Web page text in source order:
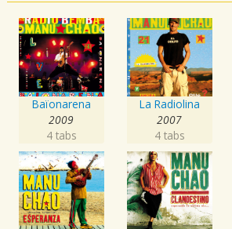
Baïonarena
2009
4 tabs
La Radiolina
2007
4 tabs